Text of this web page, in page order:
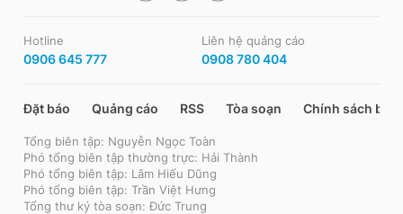
Hotline
0906 645 777
Liên hệ quảng cáo
0908 780 404
Đặt báo Quảng cáo RSS Tòa soạn Chính sách bảo
Tổng biên tập: Nguyễn Ngọc Toàn
Phó tổng biên tập thường trực: Hải Thành
Phó tổng biên tập: Lâm Hiếu Dũng
Phó tổng biên tập: Trần Việt Hưng
Tổng thư ký tòa soạn: Đức Trung